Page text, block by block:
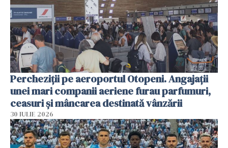
Percheziții pe aeroportul Otopeni. Angajații
unei mari companii aeriene furau parfumuri,
ceasuri și mâncarea destinată vânzării
30 IULIE 2026